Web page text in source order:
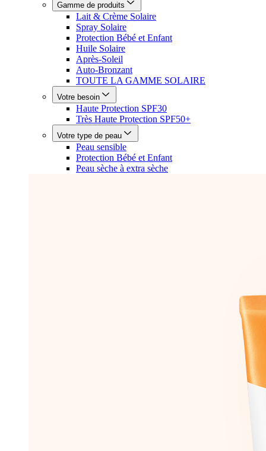
Gamme de produits
Lait & Crème Solaire
Spray Solaire
Protection Bébé et Enfant
Huile Solaire
Après-Soleil
Auto-Bronzant
TOUTE LA GAMME SOLAIRE
Votre besoin
Haute Protection SPF30
Très Haute Protection SPF50+
Votre type de peau
Peau sensible
Protection Bébé et Enfant
Peau sèche à extra sèche